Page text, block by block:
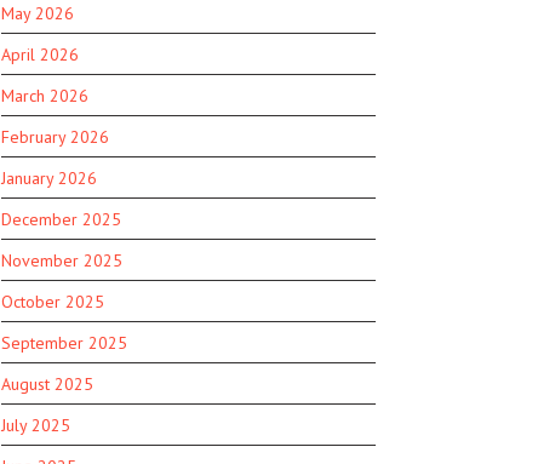
May 2026
April 2026
March 2026
February 2026
January 2026
December 2025
November 2025
October 2025
September 2025
August 2025
July 2025